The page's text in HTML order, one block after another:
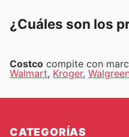
¿Cuáles son los
Costco compite con
Walmart, Kroger,
CATEGORÍAS